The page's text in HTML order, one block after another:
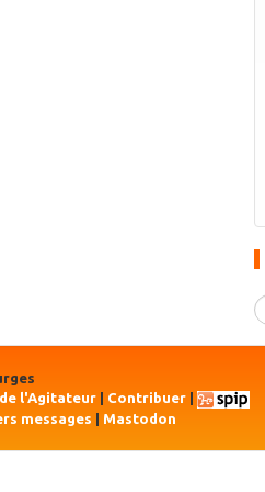
l'Agitateur Contribuer
messages | Mastodon